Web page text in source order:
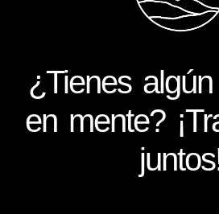
¿Tienes
en mente?